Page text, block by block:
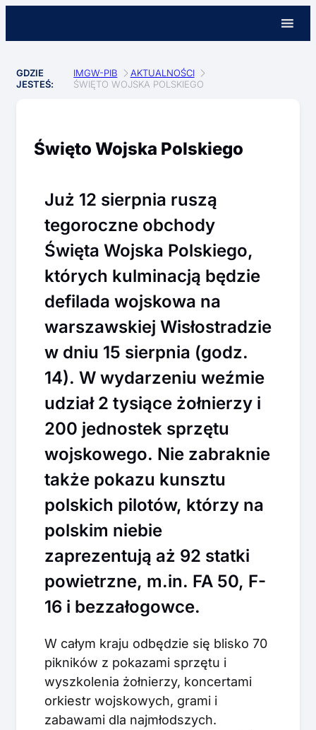
GDZIE
JESTEŚ:
IMGW-PIB
AKTUALNOŚCI
ŚWIĘTO WOJSKA POLSKIEGO
Święto Wojska Polskiego
Już 12 sierpnia ruszą
tegoroczne obchody
Święta Wojska Polskiego,
których kulminacją będzie
defilada wojskowa na
warszawskiej Wisłostradzie
w dniu 15 sierpnia (godz.
14). W wydarzeniu weźmie
udział 2 tysiące żołnierzy i
200 jednostek sprzętu
wojskowego. Nie zabraknie
także pokazu kunsztu
polskich pilotów, którzy na
polskim niebie
zaprezentują aż 92 statki
powietrzne, m.in. FA 50, F-
16 i bezzałogowce.
W całym kraju odbędzie się blisko 70
pikników z pokazami sprzętu i
wyszkolenia żołnierzy, koncertami
orkiestr wojskowych, grami i
zabawami dla najmłodszych.